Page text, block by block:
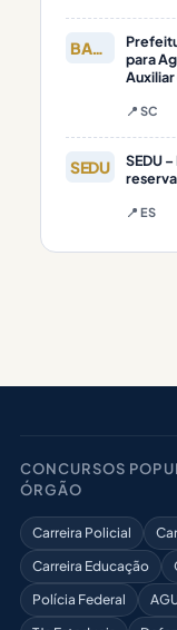
BARRA
para
📍 SC
SEDU
SEDU
📍 ES
CONCURSOS
ÓRGÃO
Carreira Policial
Carreira Educação
Polícia Federal